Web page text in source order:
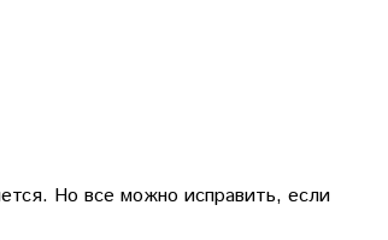
Но все можно исправить, если